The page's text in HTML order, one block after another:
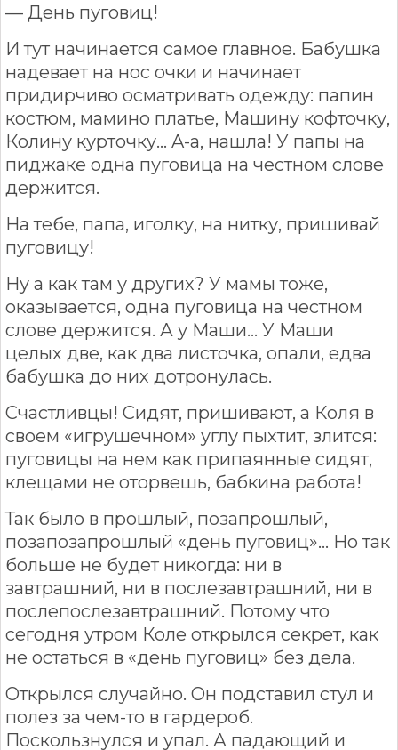
— День пуговиц!
И тут начинается самое главное. Бабушка
надевает на нос очки и начинает
придирчиво осматривать одежду: папин
костюм, мамино платье, Машину кофточку,
Колину курточку… A-а, нашла! У папы на
пиджаке одна пуговица на честном слове
держится.
На тебе, папа, иголку, на нитку, пришивай
пуговицу!
Ну а как там у других? У мамы тоже,
оказывается, одна пуговица на честном
слове держится. А у Маши… У Маши
целых две, как два листочка, опали, едва
бабушка до них дотронулась.
Счастливцы! Сидят, пришивают, а Коля в
своем «игрушечном» углу пыхтит, злится:
пуговицы на нем как припаянные сидят,
клещами не оторвешь, бабкина работа!
Так было в прошлый, позапрошлый,
позапозапрошлый «день пуговиц»… Но так
больше не будет никогда: ни в
завтрашний, ни в послезавтрашний, ни в
послепослезавтрашний. Потому что
сегодня утром Коле открылся секрет, как
не остаться в «день пуговиц» без дела.
Открылся случайно. Он подставил стул и
полез за чем-то в гардероб.
Поскользнулся и упал. А падающий и